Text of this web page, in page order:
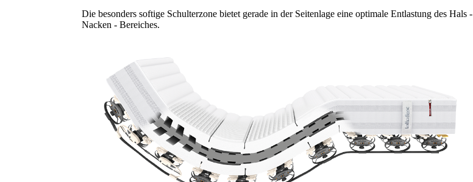
Die besonders softige Schulterzone bietet gerade in der Seitenlage eine optimale Entlastung des Hals -
Nacken - Bereiches.